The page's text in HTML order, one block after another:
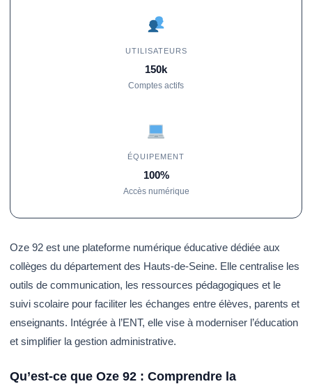
UTILISATEURS
150k
Comptes actifs
ÉQUIPEMENT
100%
Accès numérique
Oze 92 est une plateforme numérique éducative dédiée aux
collèges du département des Hauts-de-Seine. Elle centralise les
outils de communication, les ressources pédagogiques et le
suivi scolaire pour faciliter les échanges entre élèves, parents et
enseignants. Intégrée à l’ENT, elle vise à moderniser l’éducation
et simplifier la gestion administrative.
Qu’est-ce que Oze 92 : Comprendre la